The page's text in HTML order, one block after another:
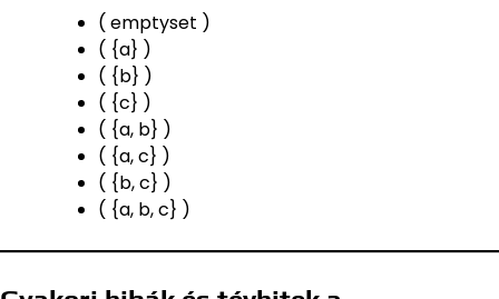
( emptyset )
( {a} )
( {b} )
( {c} )
( {a, b} )
( {a, c} )
( {b, c} )
( {a, b, c} )